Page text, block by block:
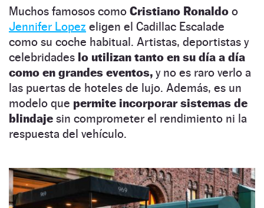
Muchos famosos como Cristiano Ronaldo o
Jennifer Lopez eligen el Cadillac Escalade
como su coche habitual. Artistas, deportistas y
celebridades lo utilizan tanto en su día a día
como en grandes eventos, y no es raro verlo a
las puertas de hoteles de lujo. Además, es un
modelo que permite incorporar sistemas de
blindaje sin comprometer el rendimiento ni la
respuesta del vehículo.